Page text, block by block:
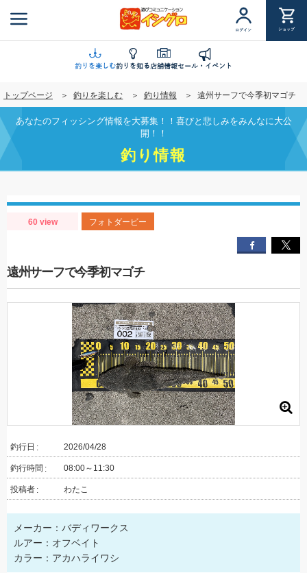
ン
に
移
動
ログイン ショップ
釣りを楽しむ釣りを知る店舗情報セール・イベント
トップページ 釣りを楽しむ 釣り情報 遠州サーフで今季初マゴチ
あなたのフィッシング情報を大募集！！喜びと悲しみをみんなに大公
開！！
釣り情報
60 view フォトダービー
遠州サーフで今季初マゴチ
釣行日 2026/04/28
釣行時間 08:00～11:30
投稿者 わたこ
メーカー：バディワークス
ルアー：オフベイト
カラー：アカハライワシ